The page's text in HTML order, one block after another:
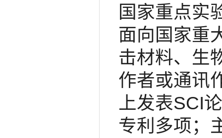
国家重点实
面向国家重
击材料、生
作者或通讯
上发表SCI
专利多项；